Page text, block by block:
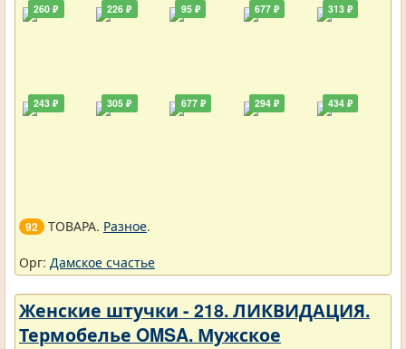
260 ₽
243 ₽
226 ₽
305 ₽
95 ₽
677 ₽
677 ₽
294 ₽
313 ₽
434 ₽
92 ТОВАРА. Разное.
Орг: Дамское счастье
Женские штучки - 218. ЛИКВИДАЦИЯ.
Термобелье OMSA. Мужское